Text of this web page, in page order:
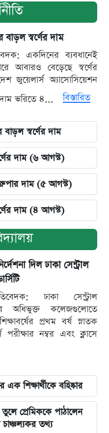
স্বর্ণের দাম
একদিনের ব্যবধানেই
আবারও বেড়েছে স্বর্ণের
জুয়েলার্স অ্যাসোসিয়েশন
ভরিতে ৪...
বিস্তারিত
স্বর্ণের দাম
দাম (৬ আগস্ট)
দাম (৫ আগস্ট)
দাম (৪ আগস্ট)
দিল ঢাকা সেন্ট্রাল
ঢাকা সেন্ট্রাল
অধিভুক্ত কলেজগুলোতে
প্রথম বর্ষ স্নাতক
পরীক্ষার নম্বর এবং ক্লাসে
শিক্ষার্থীকে বহিষ্কার
প্রেমিককে পাঠালেন
চাঞ্চল্যকর তথ্য